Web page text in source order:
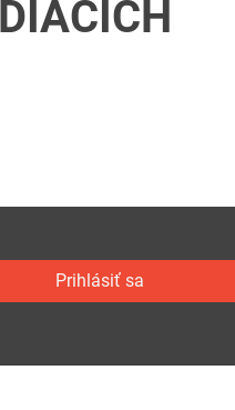
Prihlásiť sa